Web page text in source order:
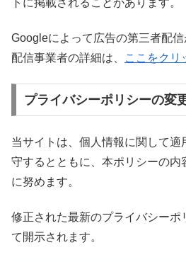
Googleによって広告の第三者配
配信事業者の詳細は、
ここをクリ
プライバシーポリシーの変
当サイトは、個人情報に関して適
守するとともに、本ポリシーの内
に努めます。
修正された最新のプライバシーポ
て開示されます。